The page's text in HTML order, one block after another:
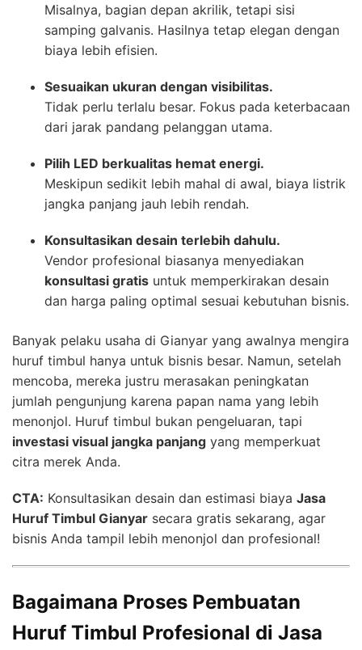
Misalnya, bagian depan akrilik, tetapi sisi
samping galvanis. Hasilnya tetap elegan dengan
biaya lebih efisien.
Sesuaikan ukuran dengan visibilitas.
Tidak perlu terlalu besar. Fokus pada keterbacaan
dari jarak pandang pelanggan utama.
Pilih LED berkualitas hemat energi.
Meskipun sedikit lebih mahal di awal, biaya listrik
jangka panjang jauh lebih rendah.
Konsultasikan desain terlebih dahulu.
Vendor profesional biasanya menyediakan
konsultasi gratis untuk memperkirakan desain
dan harga paling optimal sesuai kebutuhan bisnis.
Banyak pelaku usaha di Gianyar yang awalnya mengira
huruf timbul hanya untuk bisnis besar. Namun, setelah
mencoba, mereka justru merasakan peningkatan
jumlah pengunjung karena papan nama yang lebih
menonjol. Huruf timbul bukan pengeluaran, tapi
investasi visual jangka panjang yang memperkuat
citra merek Anda.
CTA: Konsultasikan desain dan estimasi biaya Jasa
Huruf Timbul Gianyar secara gratis sekarang, agar
bisnis Anda tampil lebih menonjol dan profesional!
Bagaimana Proses Pembuatan
Huruf Timbul Profesional di Jasa